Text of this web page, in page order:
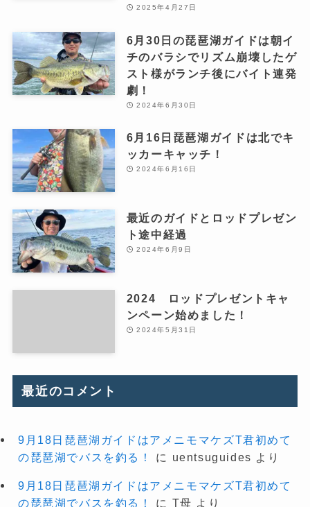
2025年4月27日
6月30日の琵琶湖ガイドは朝イ
チのバラシでリズム崩壊したゲ
スト様がランチ後にバイト連発
劇！
2024年6月30日
6月16日琵琶湖ガイドは北でキ
ッカーキャッチ！
2024年6月16日
最近のガイドとロッドプレゼン
ト途中経過
2024年6月9日
2024 ロッドプレゼントキャ
ンペーン始めました！
2024年5月31日
最近のコメント
9月18日琵琶湖ガイドはアメニモマケズT君初めて
の琵琶湖でバスを釣る！
に uentsuguides より
9月18日琵琶湖ガイドはアメニモマケズT君初めて
の琵琶湖でバスを釣る！
に T母 より